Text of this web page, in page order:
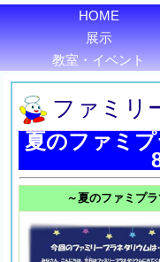
HOME
展示
教室・イベント
ファミリ
夏のファミプ
～夏のファミプ